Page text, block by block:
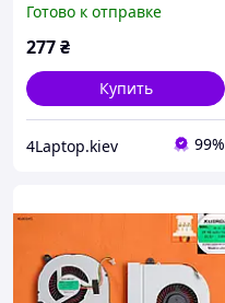
Packard Bell NE11HC,
Original
Готово к отправке
277₴
Купить
4Laptop.kiev 99%